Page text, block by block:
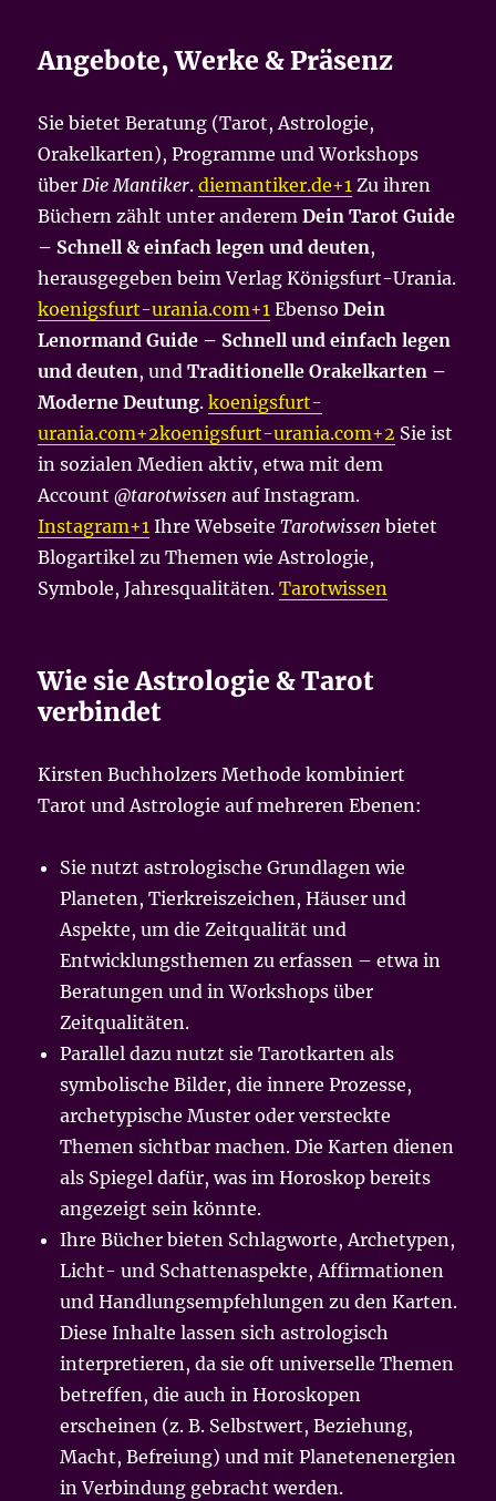
Angebote, Werke & Präsenz
Sie bietet Beratung (Tarot, Astrologie,
Orakelkarten), Programme und Workshops
überDie Mantiker.diemantiker.de+1 Zu ihren
Büchern zählt unter anderemDein Tarot Guide
– Schnell & einfach legen und deuten,
herausgegeben beim Verlag Königsfurt-Urania.
koenigsfurt-urania.com+1 EbensoDein
Lenormand Guide – Schnell und einfach legen
und deuten, undTraditionelle Orakelkarten –
Moderne Deutung.koenigsfurt-
urania.com+2koenigsfurt-urania.com+2 Sie ist
in sozialen Medien aktiv, etwa mit dem
Account@tarotwissen auf Instagram.
Instagram+1 Ihre WebseiteTarotwissen bietet
Blogartikel zu Themen wie Astrologie,
Symbole, Jahresqualitäten.Tarotwissen
Wie sie Astrologie & Tarot
verbindet
Kirsten Buchholzers Methode kombiniert
Tarot und Astrologie auf mehreren Ebenen:
Sie nutzt astrologische Grundlagen wie
Planeten, Tierkreiszeichen, Häuser und
Aspekte, um die Zeitqualität und
Entwicklungsthemen zu erfassen – etwa in
Beratungen und in Workshops über
Zeitqualitäten.
Parallel dazu nutzt sie Tarotkarten als
symbolische Bilder, die innere Prozesse,
archetypische Muster oder versteckte
Themen sichtbar machen. Die Karten dienen
als Spiegel dafür, was im Horoskop bereits
angezeigt sein könnte.
Ihre Bücher bieten Schlagworte, Archetypen,
Licht- und Schattenaspekte, Affirmationen
und Handlungsempfehlungen zu den Karten.
Diese Inhalte lassen sich astrologisch
interpretieren, da sie oft universelle Themen
betreffen, die auch in Horoskopen
erscheinen (z. B. Selbstwert, Beziehung,
Macht, Befreiung) und mit Planetenenergien
in Verbindung gebracht werden.